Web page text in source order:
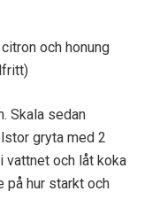
och honung
Skala sedan
gryta med 2
vattnet och låt koka
på hur starkt och